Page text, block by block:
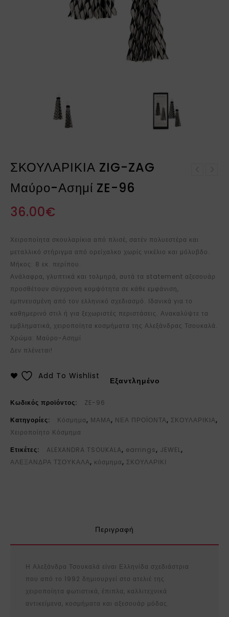
ΣΚΟΥΛΑΡΙΚΙΑ ZIG-ZAG
Μαύρο-Ασημί ZE-96
36.00€
Χειροποίητα σκουλαρίκια από πλισέ, σατέν πολυεστέρα και
μεταλλικό στήριγμα από ορείχαλκο χωρίς νικέλιο και μόλυβδο.
Μήκος: 8 εκ. περίπου.
Ανάλαφρα, γλυπτικά και τολμηρά, αυτά τα statement αξεσουάρ
προσθέτουν σύγχρονη κομψότητα σε κάθε εμφάνιση,
εμπνευσμένη από τον ελληνικό σχεδιασμό. Ιδανικά για το
καθημερινό στιλ ή για ξεχωριστές περιστάσεις. Ανακαλύψτε τα
εμβληματικά, χειροποίητα κοσμήματα της Αλεξάνδρας Τσουκαλά.
Χρώμα: Μαύρο-Ασημί
Δεν πλένεται!
Εξαντλημένο
Add To Wishlist
Κωδικός προϊόντος:
ZE-96
Κατηγορίες:
Κόσμημα, ΜΑΜΑ, ΝΕΑ ΠΡΟΪΟΝΤΑ, ΣΚΟΥΛΑΡΙΚΙΑ,
Χειροποίητο Κόσμημα
Ετικέτες:
ALEXANDRA TSOUKALA, earrings, JEWEL,
ΑΛΕΞΑΝΔΡΑ ΤΣΟΥΚΑΛΑ, κόσμημα, ΣΚΟΥΛΑΡΙΚΙ
Περιγραφή
Η Αλεξάνδρα Τσουκαλά είναι Ελληνίδα σχεδιάστρια
που από το 1992 δημιουργεί στο ατελιέ της
χειροποίητα φωτιστικά, έπιπλα, καλλιτεχνικά
αντικείμενα, κοσμήματα και αξεσουάρ μόδας.